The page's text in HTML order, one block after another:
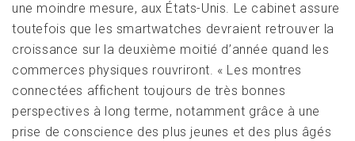
une moindre mesure, aux États-Unis. Le cabinet assure
toutefois que les smartwatches devraient retrouver la
croissance sur la deuxième moitié d’année quand les
commerces physiques rouvriront. « Les montres
connectées affichent toujours de très bonnes
perspectives à long terme, notamment grâce à une
prise de conscience des plus jeunes et des plus âgés